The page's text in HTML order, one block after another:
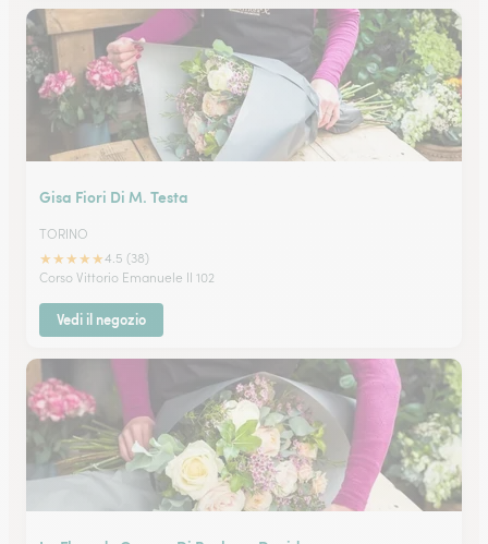
Gisa Fiori Di M. Testa
TORINO
★★★★★4.5 (38)
Corso Vittorio Emanuele II 102
Vedi il negozio